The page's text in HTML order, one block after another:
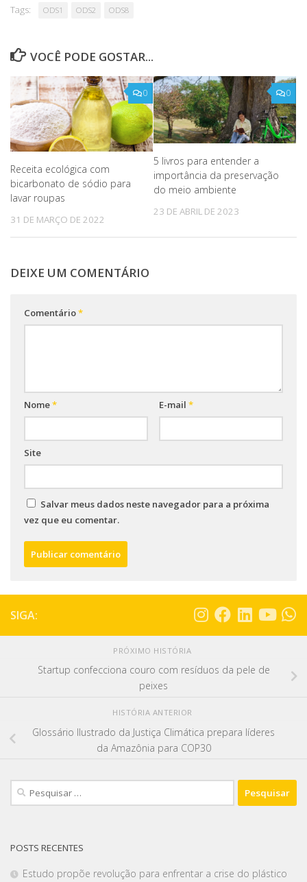
Tags: ODS1 ODS2 ODS8
VOCÊ PODE GOSTAR...
0
Receita ecológica com
bicarbonato de sódio para
lavar roupas
31 DE MARÇO DE 2022
0
5 livros para entender a
importância da preservação
do meio ambiente
23 DE ABRIL DE 2023
DEIXE UM COMENTÁRIO
Comentário*
Nome* E-mail *
Site
Salvar meus dados neste navegador para a próxima
vez que eu comentar.
SIGA:
PRÓXIMO HISTÓRIA
Startup confecciona couro com resíduos da pele de
peixes
HISTÓRIA ANTERIOR
Glossário Ilustrado da Justiça Climática prepara líderes
da Amazônia para COP30
POSTS RECENTES
Estudo propõe revolução para enfrentar a crise do plástico